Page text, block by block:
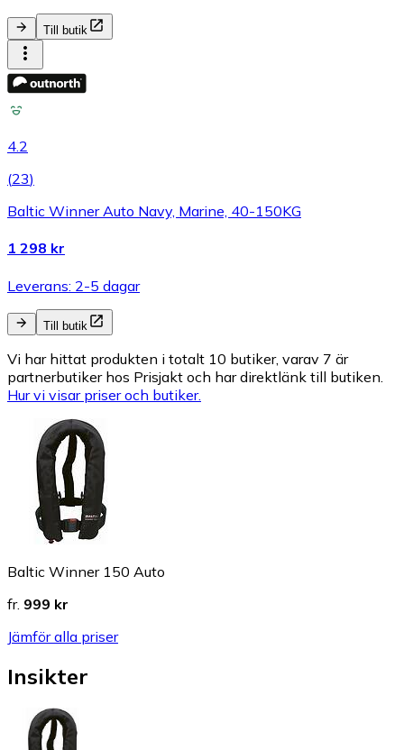
Till butik
4.2
(23)
Baltic Winner Auto Navy, Marine, 40-150KG
1 298 kr
Leverans: 2-5 dagar
Till butik
Vi har hittat produkten i totalt 10 butiker, varav 7 är
partnerbutiker hos Prisjakt och har direktlänk till butiken.
Hur vi visar priser och butiker.
Baltic Winner 150 Auto
fr. 999 kr
Jämför alla priser
Insikter